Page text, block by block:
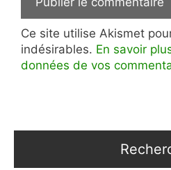
Ce site utilise Akismet
indésirables. En savoir
données de vos